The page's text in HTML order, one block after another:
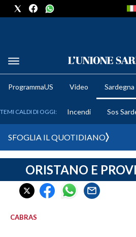
METEO
CRONACA SARDEGNA
CAGLIARI
SULCIS IGLESIENTE
ProgrammaUS Video Sardegna
TEMI CALDI DI OGGI: Incendi Sos
SFOGLIA IL QUOTIDIANO
ORISTANO E
CABRAS